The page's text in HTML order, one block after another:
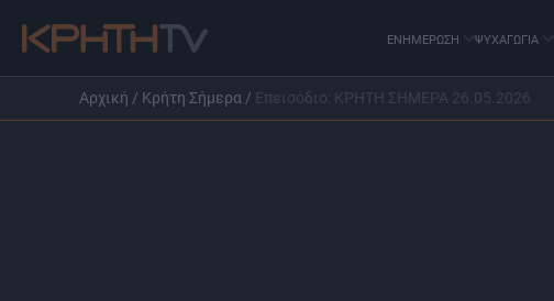
ΕΝΗΜΕΡΩΣΗ ΨΥΧΑΓΩΓΙΑ
Αρχική / Κρήτη Σήμερα / Επεισόδιο: ΚΡΗΤΗ ΣΗΜΕΡΑ 26.05.2026